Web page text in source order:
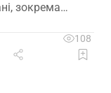
зокрема
108